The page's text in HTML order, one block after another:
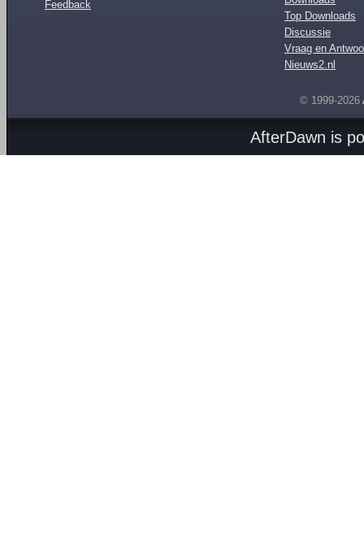
Feedback
Top Downloads
Discussie
Vraag en
Nieuws2.nl
© 1999-2026
AfterDawn is